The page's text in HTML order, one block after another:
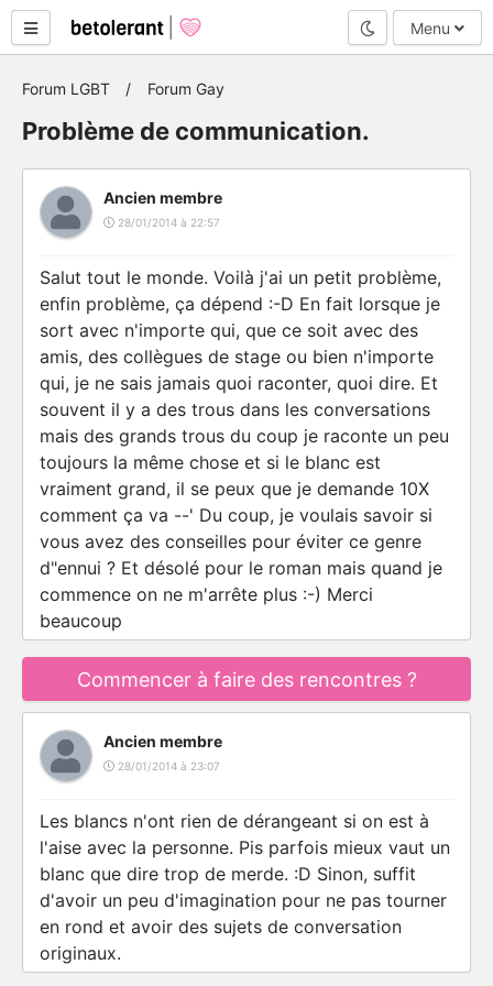
Mode nuit
Menu
Forum LGBT Forum Gay
Problème de communication.
Ancien membre
28/01/2014 à 22:57
Salut tout le monde. Voilà j'ai un petit problème,
enfin problème, ça dépend :-D En fait lorsque je
sort avec n'importe qui, que ce soit avec des
amis, des collègues de stage ou bien n'importe
qui, je ne sais jamais quoi raconter, quoi dire. Et
souvent il y a des trous dans les conversations
mais des grands trous du coup je raconte un peu
toujours la même chose et si le blanc est
vraiment grand, il se peux que je demande 10X
comment ça va --' Du coup, je voulais savoir si
vous avez des conseilles pour éviter ce genre
d"ennui ? Et désolé pour le roman mais quand je
commence on ne m'arrête plus :-) Merci
beaucoup
Commencer à faire des rencontres ?
Ancien membre
28/01/2014 à 23:07
Les blancs n'ont rien de dérangeant si on est à
l'aise avec la personne. Pis parfois mieux vaut un
blanc que dire trop de merde. :D Sinon, suffit
d'avoir un peu d'imagination pour ne pas tourner
en rond et avoir des sujets de conversation
originaux.